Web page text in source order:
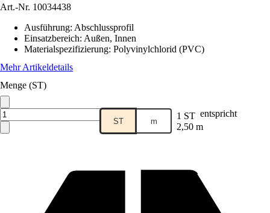
Art.-Nr. 10034438
Ausführung: Abschlussprofil
Einsatzbereich: Außen, Innen
Materialspezifizierung: Polyvinylchlorid (PVC)
Mehr Artikeldetails
Menge (ST)
ST m 1 ST entspricht
2,50 m